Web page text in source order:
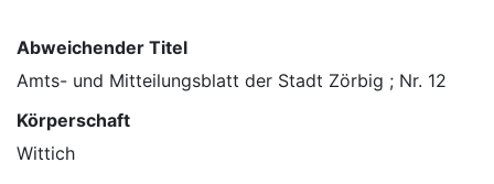
Abweichender Titel
Amts- und Mitteilungsblatt der Stadt Zörbig ; Nr. 12
Körperschaft
Wittich